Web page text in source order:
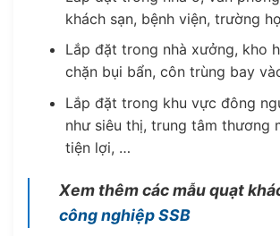
khách sạn, bệnh viện, trường
Lắp đặt trong nhà xưởng, kho
chặn bụi bẩn, côn trùng bay
Lắp đặt trong khu vực đông
như siêu thị, trung tâm thương
tiện lợi, …
Xem thêm các mẫu quạt
công nghiệp SSB